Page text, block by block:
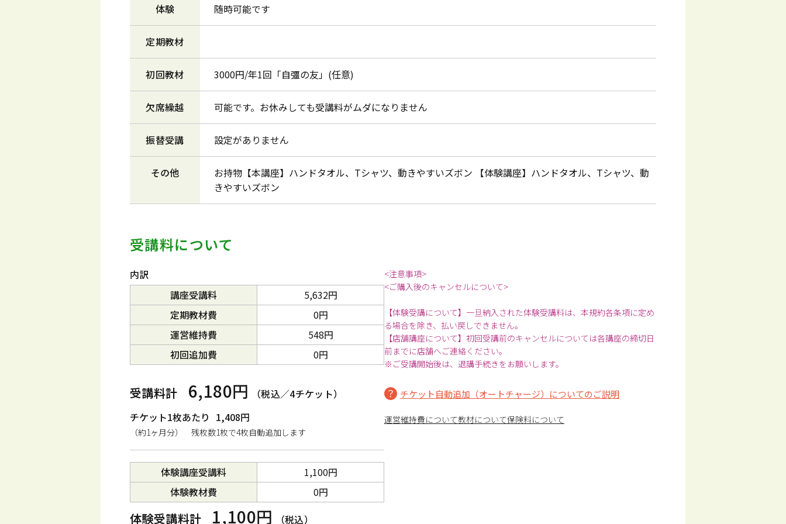
体験 随時可能です
定期教材
初回教材 3000円/年1回「自彊の友」(任意)
欠席繰越 可能です。お休みしても受講料がムダになりません
振替受講 設定がありません
その他
お持物【本講座】ハンドタオル、Tシャツ、動きやすいズボン 【体験講座】ハンドタオル、Tシャツ、動
きやすいズボン
受講料について
内訳
講座受講料
5,632円
定期教材費
0円
運営維持費
548円
初回追加費
0円
受講料計 6,180円
（税込／4チケット）
チケット1枚あたり 1,408円
（約1ヶ月分） 残枚数1枚で4枚自動追加します
体験講座受講料
1,100円
体験教材費
0円
体験受講料計 1,100円 （税込）
<注意事項>
<ご購入後のキャンセルについて>
【体験受講について】一旦納入された体験受講料は、本規約各条項に定め
る場合を除き、払い戻しできません。
【店舗講座について】初回受講前のキャンセルについては各講座の締切日
前までに店舗へご連絡ください。
※ご受講開始後は、退講手続きをお願いします。
チケット自動追加（オートチャージ）についてのご説明
運営維持費について教材について保険料について